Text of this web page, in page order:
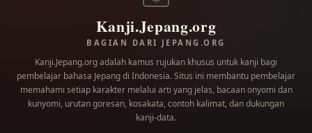
Kanji.Jepang.org
BAGIAN DARI JEPANG.ORG
Kanji.Jepang.org adalah kamus rujukan khusus untuk kanji bagi
pembelajar bahasa Jepang di Indonesia. Situs ini membantu pembelajar
memahami setiap karakter melalui arti yang jelas, bacaan onyomi dan
kunyomi, urutan goresan, kosakata, contoh kalimat, dan dukungan
kanji-data.